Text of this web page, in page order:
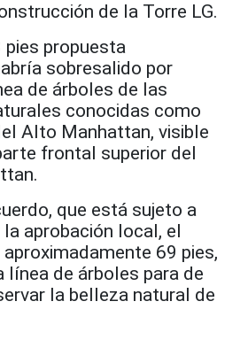
de la Torre LG.
propuesta
sobresalido por
de árboles de las
conocidas como
Alto Manhattan, visible
frontal superior del
que está sujeto a
aprobación local, el
69 pies,
línea de árboles para de
la belleza natural de